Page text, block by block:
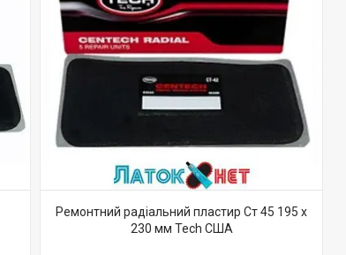
Ремонтний радіальний пластир Ст 45 195 х
230 мм Tech США